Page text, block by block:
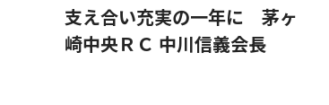
支え合い充実の一年に 茅ヶ
崎中央ＲＣ 中川信義会長